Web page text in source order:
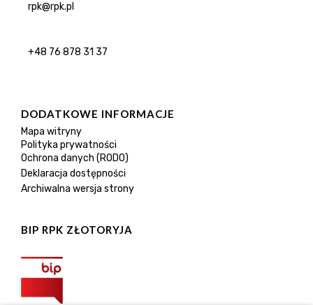
rpk@rpk.pl
+48 76 878 31 37
DODATKOWE INFORMACJE
Mapa witryny
Polityka prywatności
Ochrona danych (RODO)
Deklaracja dostępności
Archiwalna wersja strony
BIP RPK ZŁOTORYJA